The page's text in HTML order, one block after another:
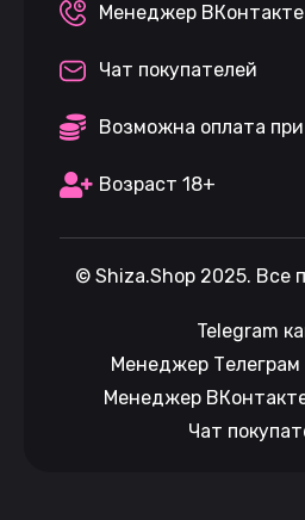
Менеджер
Чат покупателей
Возможна оплата
Возраст 18+
© Shiza.Shop 2025. Все
Telegram
Менеджер
Менеджер
Чат